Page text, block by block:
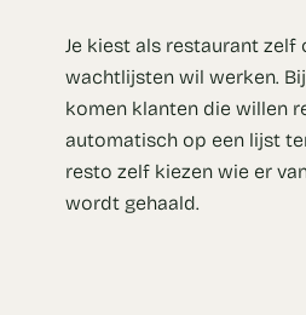
Je kiest als restaurant zelf
wachtlijsten wil werken.
komen klanten die willen
automatisch op een lijst
resto zelf kiezen wie er
wordt gehaald.